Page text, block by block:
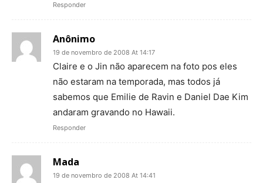
Responder
Anônimo
19 de novembro de 2008 At 14:17
Claire e o Jin não aparecem na foto pos eles
não estaram na temporada, mas todos já
sabemos que Emilie de Ravin e Daniel Dae Kim
andaram gravando no Hawaii.
Responder
Mada
19 de novembro de 2008 At 14:41